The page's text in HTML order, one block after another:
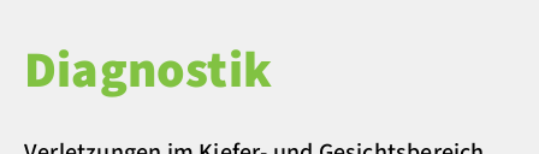
Diagnostik